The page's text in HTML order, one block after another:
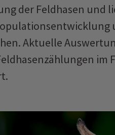
der Feldhasen und
Aktuelle
im